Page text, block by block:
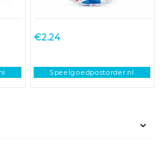
€2.24
Speelgoedpostorder.nl